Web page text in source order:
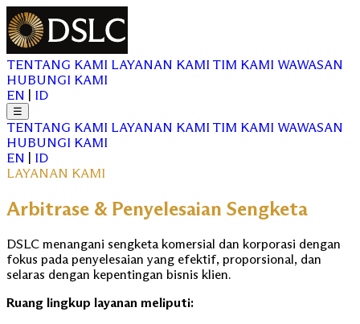
TENTANG KAMI LAYANAN KAMI TIM KAMI WAWASAN
HUBUNGI KAMI
EN
ID
☰
TENTANG KAMI LAYANAN KAMI TIM KAMI WAWASAN
HUBUNGI KAMI
EN
ID
LAYANAN KAMI
Arbitrase & Penyelesaian Sengketa
DSLC menangani sengketa komersial dan korporasi dengan
fokus pada penyelesaian yang efektif, proporsional, dan
selaras dengan kepentingan bisnis klien.
Ruang lingkup layanan meliputi: